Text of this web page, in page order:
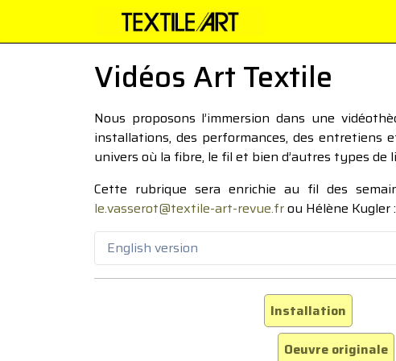
Vidéos Art Textile
Nous proposons l’immersion dans une
installations, des performances, des entretiens
univers où la fibre, le fil et bien d’autres types
Cette rubrique sera enrichie au fil des
le.vasserot@textile-art-revue.frou Hélène Kugler :
English version
Installation
Oeuvre originale